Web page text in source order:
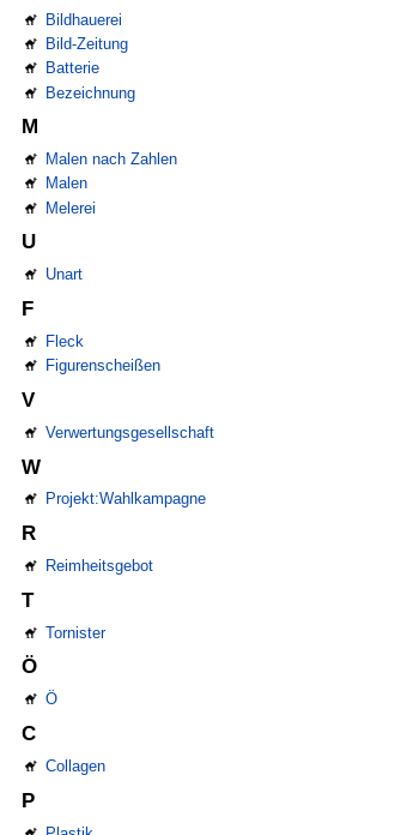
Bildhauerei
Bild-Zeitung
Batterie
Bezeichnung
M
Malen nach Zahlen
Malen
Melerei
U
Unart
F
Fleck
Figurenscheißen
V
Verwertungsgesellschaft
W
Projekt:Wahlkampagne
R
Reimheitsgebot
T
Tornister
Ö
Ö
C
Collagen
P